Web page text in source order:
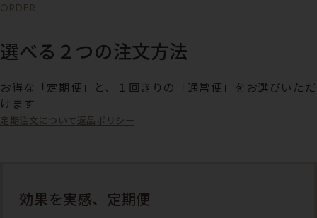
ORDER
選べる２つの注文方法
お得な「定期便」と、１回きりの「通常便」をお選びいただ
けます
定期注文について 返品ポリシー
効果を実感、定期便